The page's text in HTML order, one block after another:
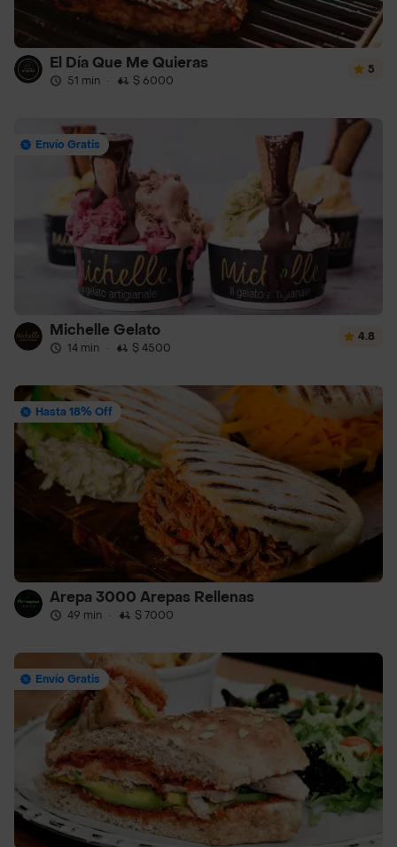
El Día Que Me Quieras
51 min · $ 6000
5
Envío Gratis
Michelle Gelato
14 min · $ 4500
4.8
Hasta 18% Off
Arepa 3000 Arepas Rellenas
49 min · $ 7000
Envío Gratis